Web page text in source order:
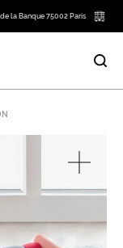
de la Banque 75002 Paris